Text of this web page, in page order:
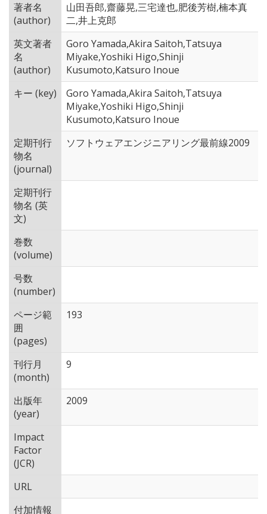
著者名
(author)
山田吾郎,齋藤晃,三宅達也,肥後芳樹,楠本真
二,井上克郎
英文著者
名
(author)
Goro Yamada,Akira Saitoh,Tatsuya
Miyake,Yoshiki Higo,Shinji
Kusumoto,Katsuro Inoue
キー (key)
Goro Yamada,Akira Saitoh,Tatsuya
Miyake,Yoshiki Higo,Shinji
Kusumoto,Katsuro Inoue
定期刊行
物名
(journal)
ソフトウェアエンジニアリング最前線2009
定期刊行
物名 (英
文)
巻数
(volume)
号数
(number)
ページ範
囲
(pages)
193
刊行月
(month)
9
出版年
(year)
2009
Impact
Factor
(JCR)
URL
付加情報